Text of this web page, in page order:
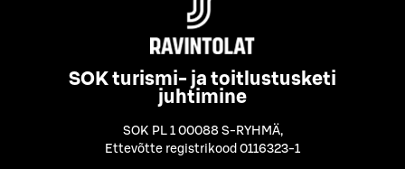
SOK turismi- ja toitlustusketi
juhtimine
SOK PL 1 00088 S-RYHMÄ,
Ettevõtte registrikood 0116323-1